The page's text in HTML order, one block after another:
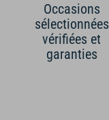
Occasions
sélectionnées
vérifiées et
garanties